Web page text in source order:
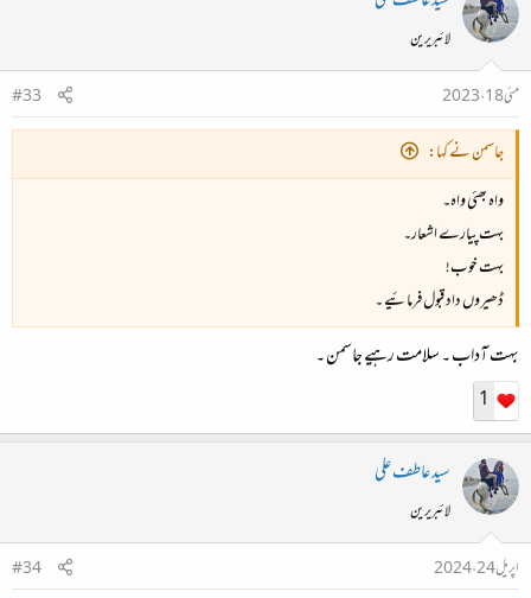
لائبریرین
مئی 18، 2023
#33
جاسمن نے کہا:
واہ بھئی واہ۔
بہت پیارے اشعار۔
بہت خوب!
ڈھیروں داد قبول فرمائیے ۔
بہت آداب ۔ سلامت رہیے جاسمن ۔
1
سید عاطف علی
لائبریرین
اپریل 24، 2024
#34